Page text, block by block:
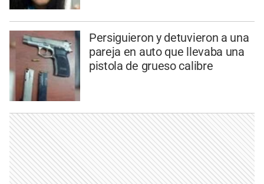
Persiguieron y detuvieron a una
pareja en auto que llevaba una
pistola de grueso calibre